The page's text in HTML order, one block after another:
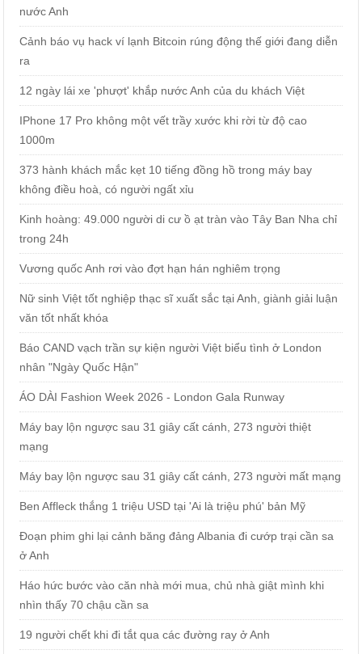
nước Anh
Cảnh báo vụ hack ví lạnh Bitcoin rúng động thế giới đang diễn
ra
12 ngày lái xe 'phượt' khắp nước Anh của du khách Việt
IPhone 17 Pro không một vết trầy xước khi rời từ độ cao
1000m
373 hành khách mắc kẹt 10 tiếng đồng hồ trong máy bay
không điều hoà, có người ngất xỉu
Kinh hoàng: 49.000 người di cư ồ ạt tràn vào Tây Ban Nha chỉ
trong 24h
Vương quốc Anh rơi vào đợt hạn hán nghiêm trọng
Nữ sinh Việt tốt nghiệp thạc sĩ xuất sắc tại Anh, giành giải luận
văn tốt nhất khóa
Báo CAND vạch trần sự kiện người Việt biểu tình ở London
nhân "Ngày Quốc Hận"
ÁO DÀI Fashion Week 2026 - London Gala Runway
Máy bay lộn ngược sau 31 giây cất cánh, 273 người thiệt
mạng
Máy bay lộn ngược sau 31 giây cất cánh, 273 người mất mạng
Ben Affleck thắng 1 triệu USD tại 'Ai là triệu phú' bản Mỹ
Đoạn phim ghi lại cảnh băng đảng Albania đi cướp trại cần sa
ở Anh
Háo hức bước vào căn nhà mới mua, chủ nhà giật mình khi
nhìn thấy 70 chậu cần sa
19 người chết khi đi tắt qua các đường ray ở Anh